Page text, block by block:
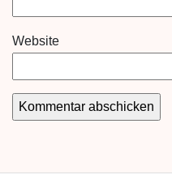
Website